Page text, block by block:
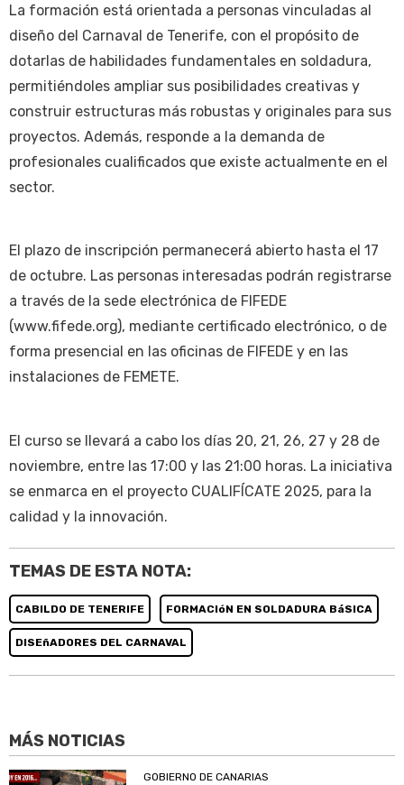
La formación está orientada a personas vinculadas al
diseño del Carnaval de Tenerife, con el propósito de
dotarlas de habilidades fundamentales en soldadura,
permitiéndoles ampliar sus posibilidades creativas y
construir estructuras más robustas y originales para sus
proyectos. Además, responde a la demanda de
profesionales cualificados que existe actualmente en el
sector.
El plazo de inscripción permanecerá abierto hasta el 17
de octubre. Las personas interesadas podrán registrarse
a través de la sede electrónica de FIFEDE
(www.fifede.org), mediante certificado electrónico, o de
forma presencial en las oficinas de FIFEDE y en las
instalaciones de FEMETE.
El curso se llevará a cabo los días 20, 21, 26, 27 y 28 de
noviembre, entre las 17:00 y las 21:00 horas. La iniciativa
se enmarca en el proyecto CUALIFÍCATE 2025, para la
calidad y la innovación.
TEMAS DE ESTA NOTA:
CABILDO DE TENERIFE FORMACIóN EN SOLDADURA BáSICA
DISEñADORES DEL CARNAVAL
MÁS NOTICIAS
GOBIERNO DE CANARIAS